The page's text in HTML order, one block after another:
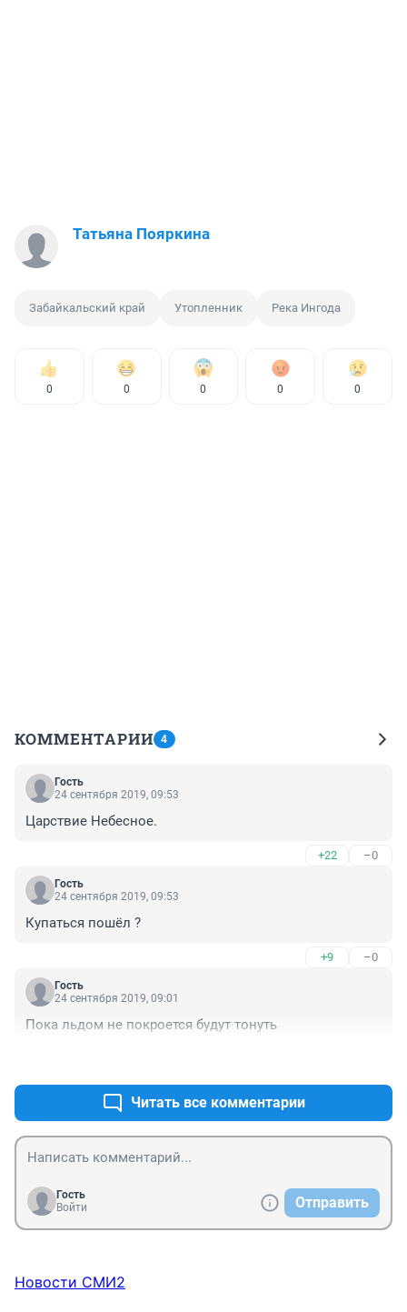
Татьяна Пояркина
Забайкальский край Утопленник Река Ингода
0 0 0 0 0
КОММЕНТАРИИ 4
Гость
24 сентября 2019, 09:53
Царствие Небесное.
+22 –0
Гость
24 сентября 2019, 09:53
Купаться пошёл ?
+9 –0
Гость
24 сентября 2019, 09:01
Пока льдом не покроется будут тонуть
Читать все комментарии
Гость
Войти
Отправить
Новости СМИ2